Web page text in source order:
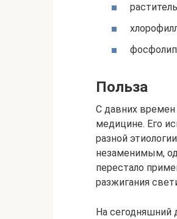
Польза
С давних времен
медицине. Его
разной
незаменимым,
перестало
разжигания
На сегодняшний